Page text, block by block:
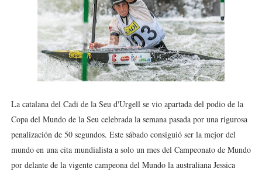
Athletes Unlimited Softball League 2026 - Las Utah
Mundial de piragüismo slalom 2026 (Oklahoma City,
Tour de Francia masculino 2026 - Tadej Pogacar
Campeonato de Europa de high diving 2026 (París,
La catalana del Cadi de la Seu d'Urgell se vio apartada del podio de la
Copa del Mundo de la Seu celebrada la semana pasada por una rigurosa
penalización de 50 segundos. Este sábado consiguió ser la mejor del
mundo en una cita mundialista a solo un mes del Campeonato de Mundo
por delante de la vigente campeona del Mundo la australiana Jessica